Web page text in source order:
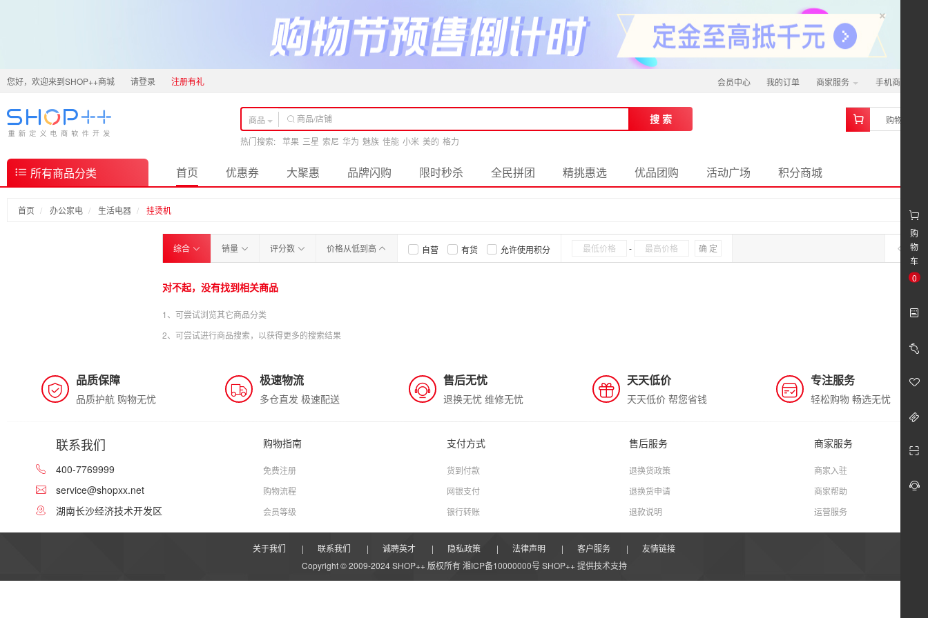
×
您好，欢迎来到SHOP++商城 请登录 注册有礼 会员中心 我的订单 商家服务 手机商城
商品 搜 索
热门搜索: 苹果 三星 索尼 华为 魅族 佳能 小米 美的 格力
购物车
所有商品分类 首页 优惠券 大聚惠 品牌闪购 限时秒杀 全民拼团 精挑惠选 优品团购 活动广场 积分商城
购
物
车
0
首页 办公家电 生活电器 挂烫机
综合 销量 评分数 价格从低到高 自营 有货 允许使用积分 - 确 定
对不起，没有找到相关商品
1、可尝试浏览其它商品分类
2、可尝试进行商品搜索，以获得更多的搜索结果
品质保障
品质护航 购物无忧
极速物流
多仓直发 极速配送
售后无忧
退换无忧 维修无忧
天天低价
天天低价 帮您省钱
专注服务
轻松购物 畅选无忧
联系我们
400-7769999
service@shopxx.net
湖南长沙经济技术开发区
购物指南
免费注册
购物流程
会员等级
支付方式
货到付款
网银支付
银行转账
售后服务
退换货政策
退换货申请
退款说明
商家服务
商家入驻
商家帮助
运营服务
关于我们 | 联系我们 | 诚聘英才 | 隐私政策 | 法律声明 | 客户服务 |
友情链接
Copyright © 2009-2024 SHOP++ 版权所有 湘ICP备10000000号 SHOP++提供技术支持